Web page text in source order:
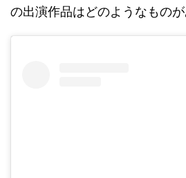
の出演作品はどのようなものが